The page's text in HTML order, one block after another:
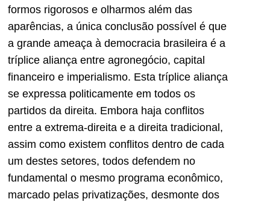
formos rigorosos e olharmos além das
aparências, a única conclusão possível é que
a grande ameaça à democracia brasileira é a
tríplice aliança entre agronegócio, capital
financeiro e imperialismo. Esta tríplice aliança
se expressa politicamente em todos os
partidos da direita. Embora haja conflitos
entre a extrema-direita e a direita tradicional,
assim como existem conflitos dentro de cada
um destes setores, todos defendem no
fundamental o mesmo programa econômico,
marcado pelas privatizações, desmonte dos